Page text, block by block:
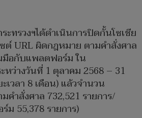
ะทรวงฯได้ดำเนินการปิดกั้นโซเชีย
ต์ URL ผิดกฎหมาย ตามคำสั่งศาล
มือกับแพลตฟอร์ม ใน
หว่างวันที่ 1 ตุลาคม 2568 – 31
เวลา 8 เดือน) แล้วจำนวน
คำสั่งศาล 732,521 รายการ/
55,378 รายการ)